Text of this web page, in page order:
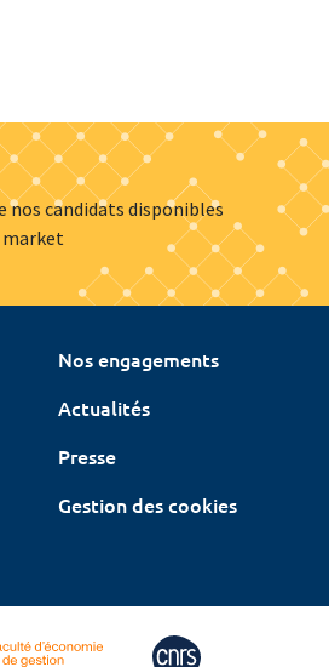
nos candidats disponibles
Nos engagements
Actualités
Presse
Gestion des cookies